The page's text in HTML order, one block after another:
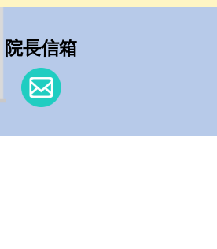
院長信箱